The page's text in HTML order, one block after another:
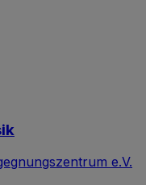
e.V.